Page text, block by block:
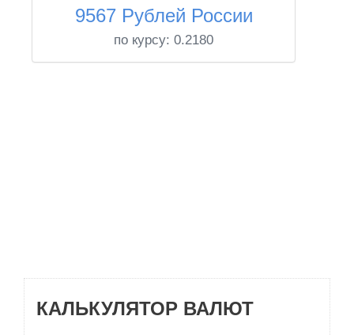
9567 Рублей России
по курсу: 0.2180
КАЛЬКУЛЯТОР ВАЛЮТ